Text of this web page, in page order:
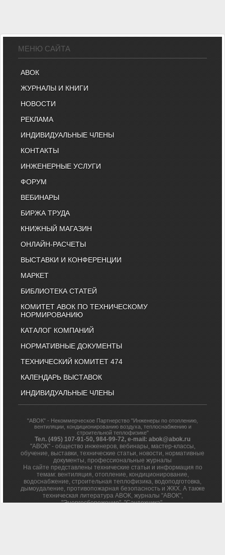
МЕНЮ САЙТА
АВОК
ЖУРНАЛЫ И КНИГИ
НОВОСТИ
РЕКЛАМА
ИНДИВИДУАЛЬНЫЕ ЧЛЕНЫ
КОНТАКТЫ
ИНЖЕНЕРНЫЕ УСЛУГИ
ФОРУМ
ВЕБИНАРЫ
БИРЖА ТРУДА
КНИЖНЫЙ МАГАЗИН
ОНЛАЙН-РАСЧЕТЫ
ВЫСТАВКИ И КОНФЕРЕНЦИИ
МАРКЕТ
БИБЛИОТЕКА СТАТЕЙ
КОМИТЕТ АВОК ПО ТЕХНИЧЕСКОМУ
НОРМИРОВАНИЮ
КАТАЛОГ КОМПАНИЙ
НОРМАТИВНЫЕ ДОКУМЕНТЫ
ТЕХНИЧЕСКИЙ КОМИТЕТ 474
КАЛЕНДАРЬ ВЫСТАВОК
ИНДИВИДУАЛЬНЫЕ ЧЛЕНЫ
"АВОК" - Некоммерческое Партнерство "Инженеры по отоплению,
вентиляции, кондиционированию воздуха, теплоснабжению и
строительной теплофизике"
Тел. (495) 107-91-50, 984-99-72, e-mail: abok@abok.ru
"АВОК" - общество инженеров, вебинары, мастер-классы,
обучение, выставки, технические статьи, новости, нормативные
документы, профессиональные журналы
На сайте представлены технические статьи и информация по
темам: вентиляция, отопление, кондиционирование,
водоснабжение, строительная теплофизика, водоподготовка,
дымоудаление, противопожарная безопасность и ЖКХ. А также
техническая литература АВОК, журналы "АВОК",
"Энергосбережение", "Сантехника".